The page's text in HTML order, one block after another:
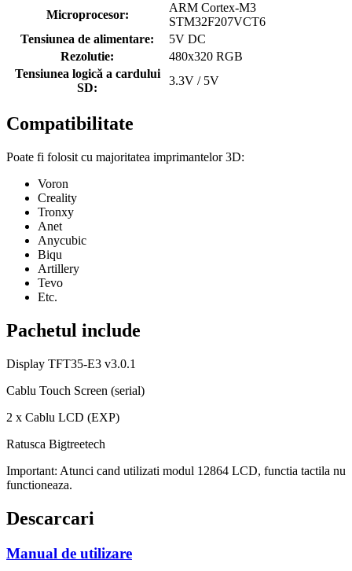
Microprocesor:
ARM Cortex-M3
STM32F207VCT6
Tensiunea de alimentare:
5V DC
Rezolutie:
480x320 RGB
Tensiunea logică a cardului
SD:
3.3V / 5V
Compatibilitate
Poate fi folosit cu majoritatea imprimantelor 3D:
Voron
Creality
Tronxy
Anet
Anycubic
Biqu
Artillery
Tevo
Etc.
Pachetul include
Display TFT35-E3 v3.0.1
Cablu Touch Screen (serial)
2 x Cablu LCD (EXP)
Ratusca Bigtreetech
Important: Atunci cand utilizati modul 12864 LCD, functia tactila nu
functioneaza.
Descarcari
Manual de utilizare